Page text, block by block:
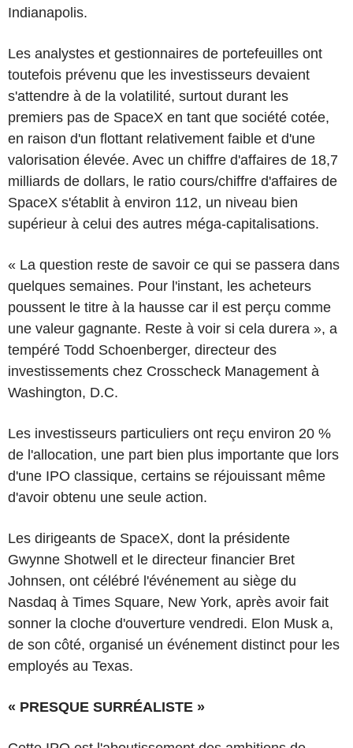
Indianapolis.
Les analystes et gestionnaires de portefeuilles ont
toutefois prévenu que les investisseurs devaient
s'attendre à de la volatilité, surtout durant les
premiers pas de SpaceX en tant que société cotée,
en raison d'un flottant relativement faible et d'une
valorisation élevée. Avec un chiffre d'affaires de 18,7
milliards de dollars, le ratio cours/chiffre d'affaires de
SpaceX s'établit à environ 112, un niveau bien
supérieur à celui des autres méga-capitalisations.
« La question reste de savoir ce qui se passera dans
quelques semaines. Pour l'instant, les acheteurs
poussent le titre à la hausse car il est perçu comme
une valeur gagnante. Reste à voir si cela durera », a
tempéré Todd Schoenberger, directeur des
investissements chez Crosscheck Management à
Washington, D.C.
Les investisseurs particuliers ont reçu environ 20 %
de l'allocation, une part bien plus importante que lors
d'une IPO classique, certains se réjouissant même
d'avoir obtenu une seule action.
Les dirigeants de SpaceX, dont la présidente
Gwynne Shotwell et le directeur financier Bret
Johnsen, ont célébré l'événement au siège du
Nasdaq à Times Square, New York, après avoir fait
sonner la cloche d'ouverture vendredi. Elon Musk a,
de son côté, organisé un événement distinct pour les
employés au Texas.
« PRESQUE SURRÉALISTE »